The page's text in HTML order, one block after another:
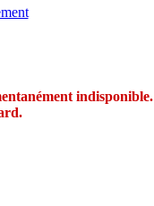
indisponible.